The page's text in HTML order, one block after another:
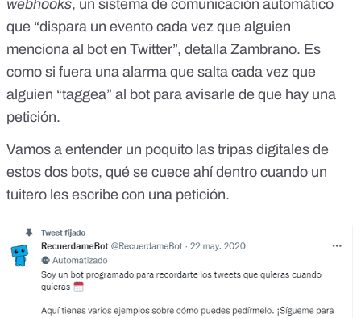
webhooks, un sistema de comunicación automático
que “dispara un evento cada vez que alguien
menciona al bot en Twitter”, detalla Zambrano. Es
como si fuera una alarma que salta cada vez que
alguien “taggea” al bot para avisarle de que hay una
petición.
Vamos a entender un poquito las tripas digitales de
estos dos bots, qué se cuece ahí dentro cuando un
tuitero les escribe con una petición.